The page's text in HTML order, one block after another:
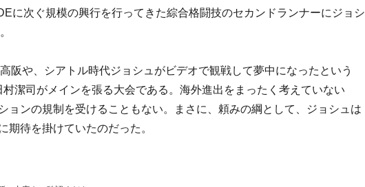
に次ぐ規模の興行を行ってきた綜合格闘技のセカンドランナーにジョシ
阪や、シアトル時代ジョシュがビデオで観戦して夢中になったという
潔司がメインを張る大会である。海外進出をまったく考えていない
ョンの規制を受けることもない。まさに、頼みの綱として、ジョシュは
期待を掛けていたのだった。